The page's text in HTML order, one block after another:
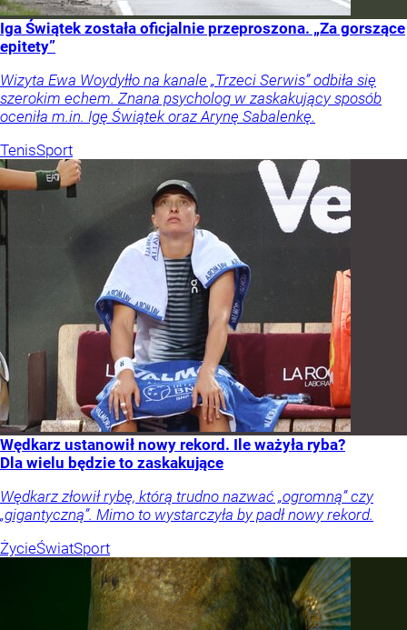
Iga Świątek została oficjalnie przeproszona. „Za gorszące
epitety”
Wizyta Ewa Woydyłło na kanale „Trzeci Serwis” odbiła się
szerokim echem. Znana psycholog w zaskakujący sposób
oceniła m.in. Igę Świątek oraz Arynę Sabalenkę.
TenisSport
Wędkarz ustanowił nowy rekord. Ile ważyła ryba?
Dla wielu będzie to zaskakujące
Wędkarz złowił rybę, którą trudno nazwać „ogromną” czy
„gigantyczną”. Mimo to wystarczyła by padł nowy rekord.
ŻycieŚwiatSport